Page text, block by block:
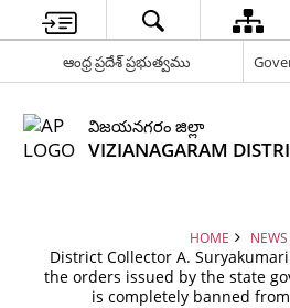
ఆంధ్ర ప్రదేశ్ ప్రభుత్వము
విజయనగరం జిల్లా
VIZIANAGARAM
HOME NEWS
District Collector A.
the orders issued by the state
is completely banned